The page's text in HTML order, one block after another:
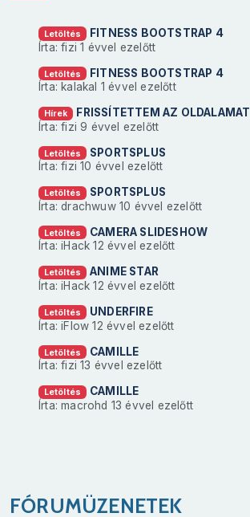
Letöltés
FITNESS BOOTSTRAP 4
Írta: fizi1 évvel ezelőtt
Letöltés
FITNESS BOOTSTRAP 4
Írta: kalakal 1 évvel ezelőtt
Hírek
FRISSÍTETTEM AZ OLDALAMAT
Írta: fizi9 évvel ezelőtt
Letöltés
SPORTSPLUS
Írta: fizi10 évvel ezelőtt
Letöltés
SPORTSPLUS
Írta: drachwuw 10 évvel ezelőtt
Letöltés
CAMERA SLIDESHOW
Írta: iHack12 évvel ezelőtt
Letöltés
ANIME STAR
Írta: iHack12 évvel ezelőtt
Letöltés
UNDERFIRE
Írta: iFlow12 évvel ezelőtt
Letöltés
CAMILLE
Írta: fizi13 évvel ezelőtt
Letöltés
CAMILLE
Írta: macrohd 13 évvel ezelőtt
FÓRUMÜZENETEK